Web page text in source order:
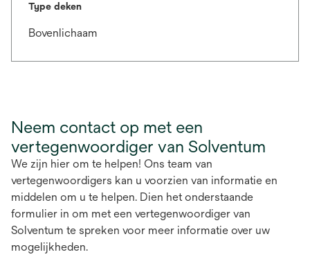
Type deken
Bovenlichaam
Neem contact op met een
vertegenwoordiger van Solventum
We zijn hier om te helpen! Ons team van
vertegenwoordigers kan u voorzien van informatie en
middelen om u te helpen. Dien het onderstaande
formulier in om met een vertegenwoordiger van
Solventum te spreken voor meer informatie over uw
mogelijkheden.